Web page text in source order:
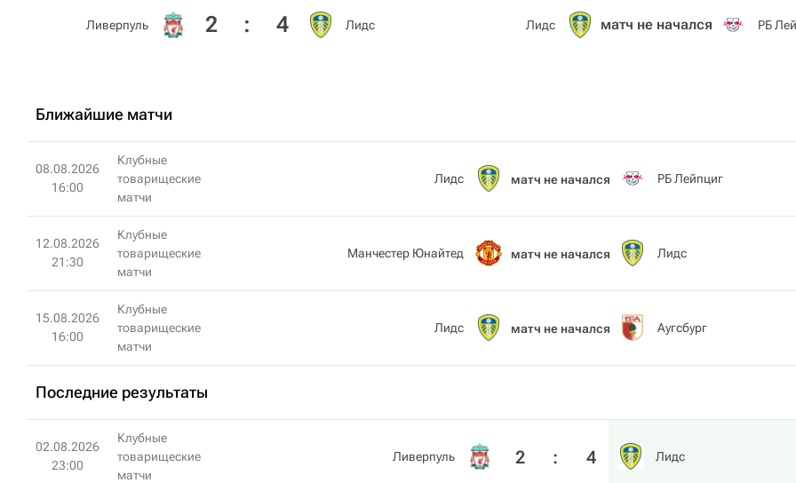
Ливерпуль 2 : 4 Лидс Лидс матч не начался РБ
Ближайшие матчи
08.08.2026
16:00
Клубные
товарищеские
матчи
Лидс матч не начался РБ Лейпциг
12.08.2026
21:30
Клубные
товарищеские
матчи
Манчестер Юнайтед матч не начался Лидс
15.08.2026
16:00
Клубные
товарищеские
матчи
Лидс матч не начался Аугсбург
Последние результаты
02.08.2026
23:00
Клубные
товарищеские
матчи
Ливерпуль 2 : 4 Лидс